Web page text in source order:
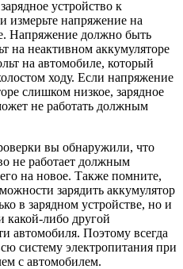
устройство к
измерьте напряжение на
Напряжение должно быть
на неактивном аккумуляторе
на автомобиле, который
ходу. Если напряжение
слишком низкое, зарядное
не работать должным
вы обнаружили, что
не работает должным
на новое. Также помните,
зарядить аккумулятор
в зарядном устройстве, но и
какой-либо другой
автомобиля. Поэтому всегда
систему электропитания при
с автомобилем.